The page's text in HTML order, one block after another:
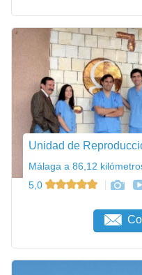
Unidad de
Málaga a 86,12
5,0